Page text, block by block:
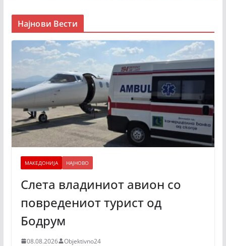
Најнови Вести
МАКЕДОНИЈА НАЈНОВО
Слета владиниот авион со
повредениот турист од
Бодрум
08.08.2026 Objektivno24